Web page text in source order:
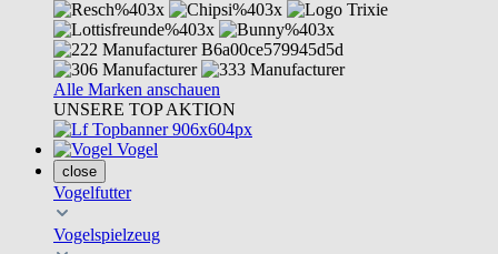
Alle Marken anschauen
UNSERE TOP AKTION
Vogel
close
Vogelfutter
Vogelspielzeug